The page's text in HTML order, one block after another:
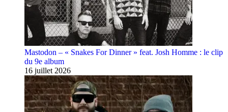
Mastodon – « Snakes For Dinner » feat. Josh Homme : le clip
du 9e album
16 juillet 2026